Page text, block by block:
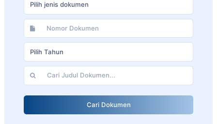
Pilih jenis dokumen
Pilih Tahun
Cari Dokumen